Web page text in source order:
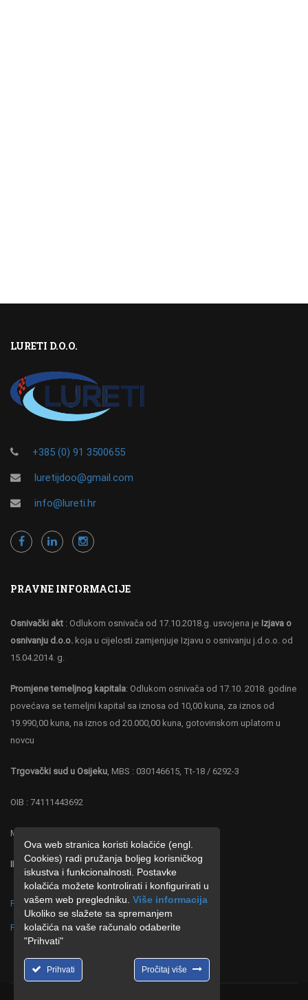
LURETI D.O.O.
+385 (0) 91 3500655
luretijdoo@gmail.com
info@lureti.hr
PRAVNE INFORMACIJE
Osnivački akt : Odlukom osnivača od 17.10.2018.g. usvojena je Izjava o
osnivanju d.o.o. koja u cijelosti zamjenjuje Izjavu o osnivanju j.d.o.o. od
15.04.2014. g.
Promjene temeljnog kapitala: Odlukom osnivača od 17.10. 2018. godine
povećava se temeljni kapital sa iznosa od 10,00 kuna, za iznos od
19.990,00 kuna, na iznos od 20.000,00 kuna, gotovinskom uplatom u
novcu
Trgovački sud u Osijeku, MBS : 030146615, Tt-18 / 6292-3
OIB : 74111443692
MB : 4219287
IBAN : HR 0323600001102677886 ZABA
Politika o postupanju s kolačićima (cookies)
Politika o zaštiti privatnosti
Ova web stranica koristi kolačiće (engl.
Cookies) radi pružanja boljeg korisničkog
iskustva i funkcionalnosti. Postavke
kolačića možete kontrolirati i konfigurirati u
vašem web pregledniku. Više informacija
Ukoliko se slažete sa spremanjem
kolačića na vaše računalo odaberite
"Prihvati"
Prihvati Pročitaj više